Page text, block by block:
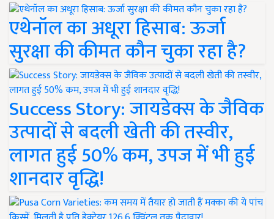
एथेनॉल का अधूरा हिसाब: ऊर्जा
सुरक्षा की कीमत कौन चुका रहा है?
Success Story: जायडेक्स के जैविक
उत्पादों से बदली खेती की तस्वीर,
लागत हुई 50% कम, उपज में भी हुई
शानदार वृद्धि!